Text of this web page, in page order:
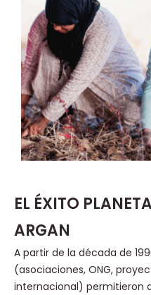
EL ÉXITO
ARGAN
A partir de la década de
(asociaciones, ONG,
internacional) permitieron